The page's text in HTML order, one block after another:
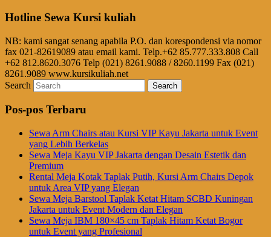
Hotline Sewa Kursi kuliah
NB: kami sangat senang apabila P.O. dan korespondensi via nomor
fax 021-82619089 atau email kami. Telp.+62 85.777.333.808 Call
+62 812.8620.3076 Telp (021) 8261.9088 / 8260.1199 Fax (021)
8261.9089 www.kursikuliah.net
Search
Pos-pos Terbaru
Sewa Arm Chairs atau Kursi VIP Kayu Jakarta untuk Event
yang Lebih Berkelas
Sewa Meja Kayu VIP Jakarta dengan Desain Estetik dan
Premium
Rental Meja Kotak Taplak Putih, Kursi Arm Chairs Depok
untuk Area VIP yang Elegan
Sewa Meja Barstool Taplak Ketat Hitam SCBD Kuningan
Jakarta untuk Event Modern dan Elegan
Sewa Meja IBM 180×45 cm Taplak Hitam Ketat Bogor
untuk Event yang Profesional